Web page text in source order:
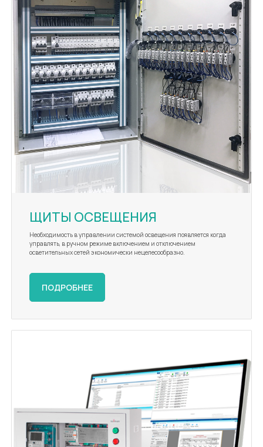
ЩИТЫ ОСВЕЩЕНИЯ
Необходимость в управлении системой освещения появляется когда
управлять, в ручном режиме включением и отключением
осветительных сетей экономически нецелесообразно.
ПОДРОБНЕЕ